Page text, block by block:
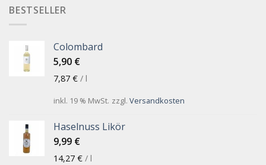
BESTSELLER
Colombard
5,90 €
7,87 € / l
inkl. 19 % MwSt. zzgl. Versandkosten
Haselnuss Likör
9,99 €
14,27 € / l